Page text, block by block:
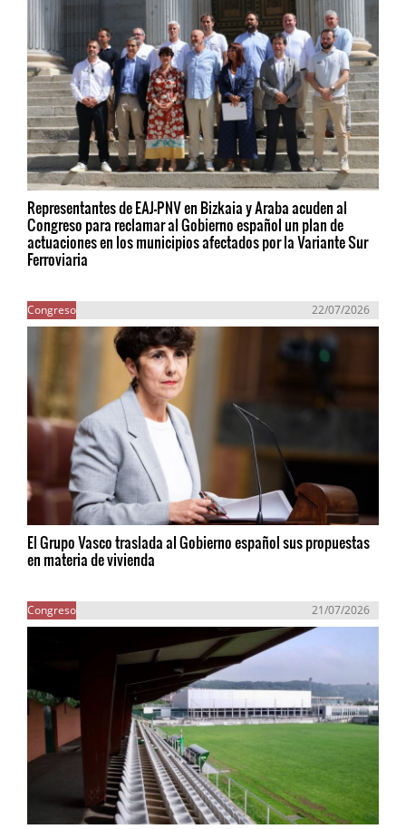
Representantes de EAJ-PNV en Bizkaia y Araba acuden al
Congreso para reclamar al Gobierno español un plan de
actuaciones en los municipios afectados por la Variante Sur
Ferroviaria
Congreso 22/07/2026
El Grupo Vasco traslada al Gobierno español sus propuestas
en materia de vivienda
Congreso 21/07/2026